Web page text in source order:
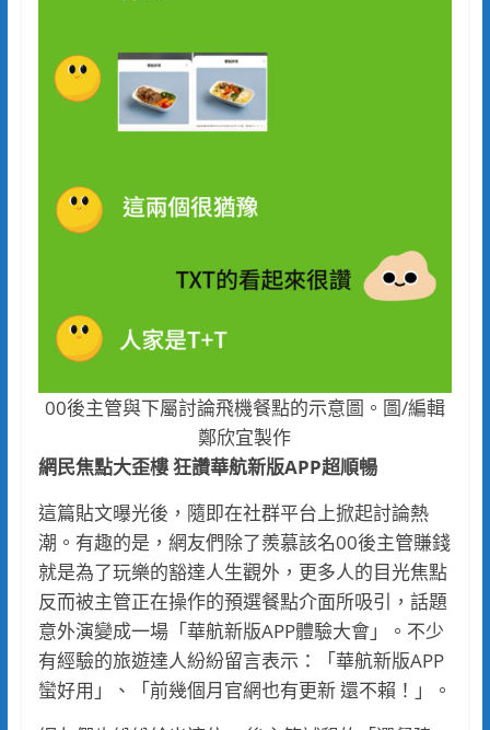
00後主管與下屬討論飛機餐點的示意圖。圖/編輯
鄭欣宜製作
網民焦點大歪樓 狂讚華航新版APP超順暢
這篇貼文曝光後，隨即在社群平台上掀起討論熱
潮。有趣的是，網友們除了羨慕該名00後主管賺錢
就是為了玩樂的豁達人生觀外，更多人的目光焦點
反而被主管正在操作的預選餐點介面所吸引，話題
意外演變成一場「華航新版APP體驗大會」。不少
有經驗的旅遊達人紛紛留言表示：「華航新版APP
蠻好用」、「前幾個月官網也有更新 還不賴！」。